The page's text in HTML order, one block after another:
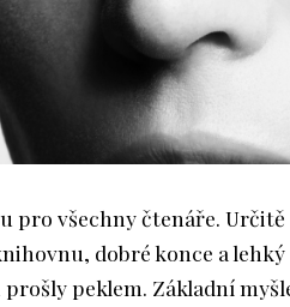
pro všechny čtenáře.
dobré konce a
prošly peklem. Základní